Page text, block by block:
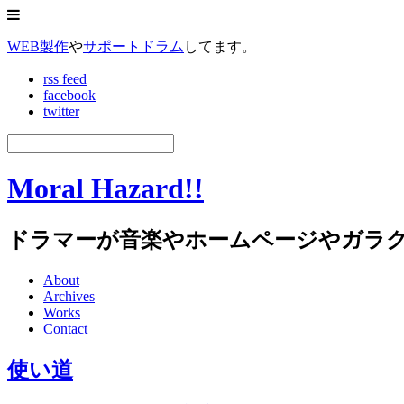
WEB製作やサポートドラム してます。
rss feed
facebook
twitter
Moral Hazard!!
ドラマーが音楽やホームページやガラ
About
Archives
Works
Contact
使い道